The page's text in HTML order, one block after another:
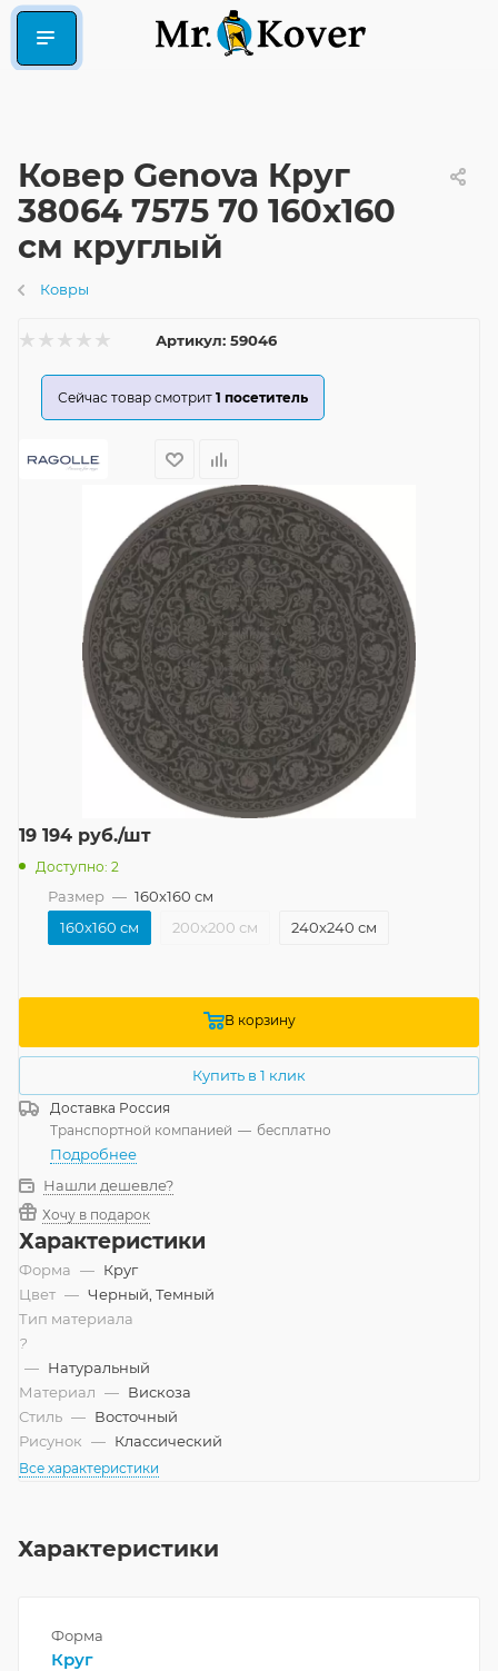
Ковер Genova Круг
38064 7575 70 160x160
см круглый
Ковры
Артикул: 59046
Сейчас товар смотрит 1 посетитель
19 194 руб./шт
Доступно: 2
Размер — 160x160 см
160x160 см
200x200 см 240x240 см
В корзину
Купить в 1 клик
Доставка Россия
Транспортной компанией — бесплатно
Подробнее
Нашли дешевле?
Хочу в подарок
Характеристики
Форма — Круг
Цвет — Черный, Темный
Тип материала
?
— Натуральный
Материал — Вискоза
Стиль — Восточный
Рисунок — Классический
Все характеристики
Характеристики
Форма
Круг